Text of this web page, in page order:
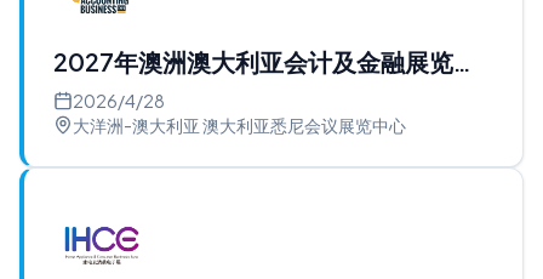
2027年澳洲澳大利亚会计及金融展览会
ABE
2026/4/28
大洋洲-澳大利亚 澳大利亚悉尼会议展览中心